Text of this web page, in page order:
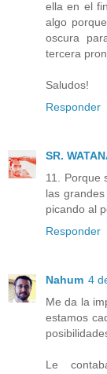
ella en el
algo
oscura
tercera
Saludos!
Responder
SR.
11. Porque
las
picando al
Responder
Nahum 4
Me da la
estamos
Le